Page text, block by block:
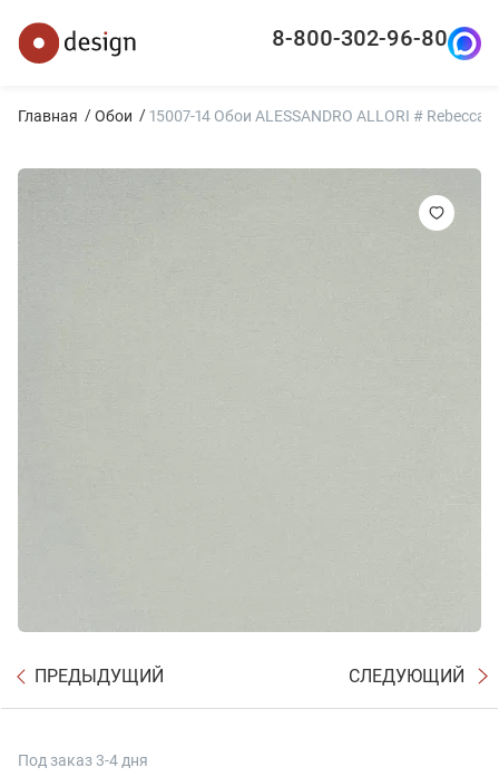
8-800-302-96-80
Главная Обои 15007-14 Обои ALESSANDRO ALLORI # Rebecca
ПРЕДЫДУЩИЙ СЛЕДУЮЩИЙ
Под заказ 3-4 дня